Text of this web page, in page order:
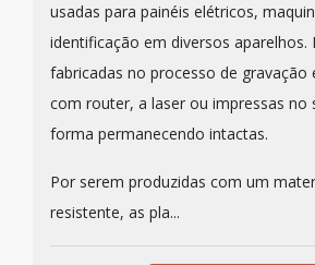
usadas para painéis elétricos,
identificação em diversos aparelhos.
fabricadas no processo de gravação
com router, a laser ou impressas no
forma permanecendo intactas.
Por serem produzidas com um
resistente, as pla...